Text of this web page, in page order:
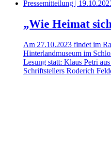
Pressemitteilung |
„Wie Heimat
Am 27.10.2023 findet im
Hinterlandmuseum im
Lesung statt: Klaus Petri
Schriftstellers Roderich